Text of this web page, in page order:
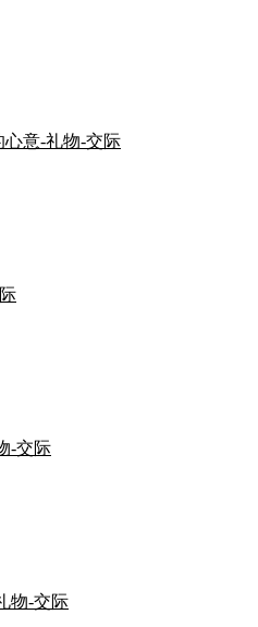
意-礼物-交际
-交际
物-交际